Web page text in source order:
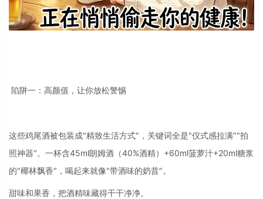
陷阱一：高颜值，让你放松警惕
这些鸡尾酒被包装成"精致生活方式"，关键词全是"仪式感拉满""拍
照神器"。一杯含45ml朗姆酒（40%酒精）+60ml菠萝汁+20ml糖浆
的"椰林飘香"，喝起来就像"带酒味的奶昔"。
甜味和果香，把酒精味藏得干干净净。